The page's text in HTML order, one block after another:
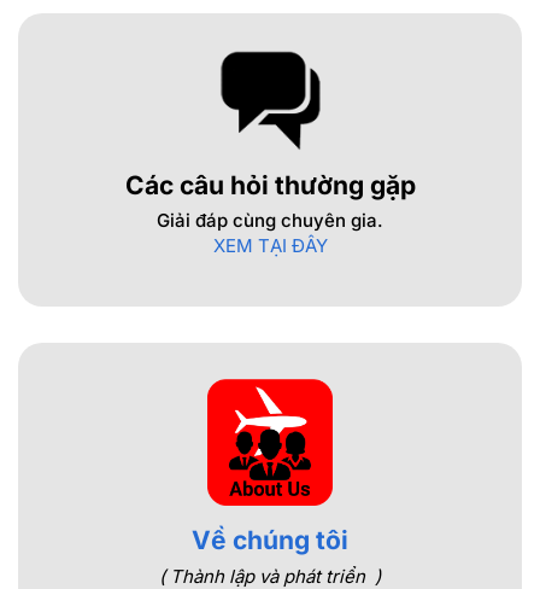
Các câu hỏi thường gặp
Giải đáp cùng chuyên gia.
XEM TẠI ĐÂY
Về chúng tôi
( Thành lập và phát triển )